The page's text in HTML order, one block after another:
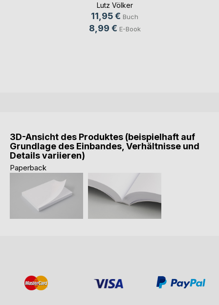
Lutz Völker
11,95 € Buch
8,99 € E-Book
3D-Ansicht des Produktes (beispielhaft auf
Grundlage des Einbandes, Verhältnisse und
Details variieren)
Paperback